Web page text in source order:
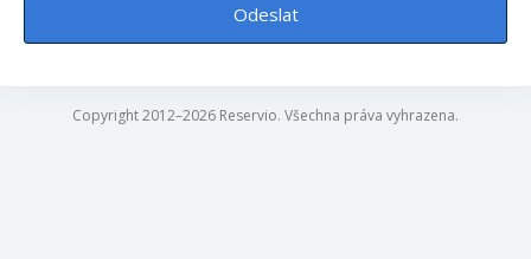
Odeslat
Copyright 2012–2026 Reservio. Všechna práva vyhrazena.